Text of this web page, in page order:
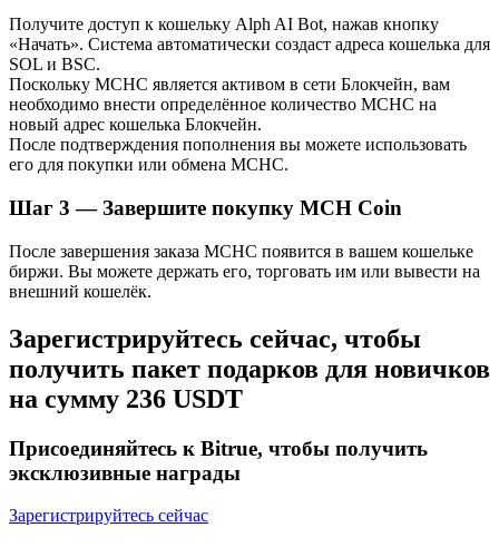
Bitrue Партнеры
До 65% комиссии!
Получите доступ к кошельку Alph AI Bot, нажав кнопку
«Начать». Система автоматически создаст адреса кошелька для
SOL и BSC.
Поскольку MCHC является активом в сети Блокчейн, вам
необходимо внести определённое количество MCHC на
новый адрес кошелька Блокчейн.
После подтверждения пополнения вы можете использовать
его для покупки или обмена MCHC.
Шаг 3 —Завершите покупку MCH Coin
После завершения заказа MCHC появится в вашем кошельке
биржи. Вы можете держать его, торговать им или вывести на
внешний кошелёк.
Зарегистрируйтесь сейчас, чтобы
получить пакет подарков для новичков
на сумму 236 USDT
Присоединяйтесь к Bitrue, чтобы получить
эксклюзивные награды
Зарегистрируйтесь сейчас